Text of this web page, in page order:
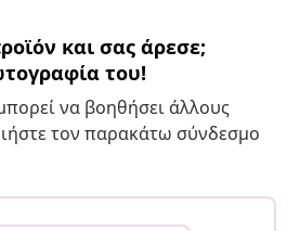
και σας άρεσε;
του!
να βοηθήσει άλλους
τον παρακάτω σύνδεσμο